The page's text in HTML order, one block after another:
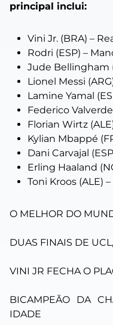
principal inclui:
Vini Jr. (BRA) –
Rodri (ESP) –
Jude Bellingham
Lionel Messi
Lamine Yamal
Federico
Florian Wirtz
Kylian Mbappé
Dani Carvajal
Erling Haaland
Toni Kroos (ALE)
O MELHOR DO
DUAS FINAIS DE
VINI JR FECHA O
BICAMPEÃO DA
IDADE